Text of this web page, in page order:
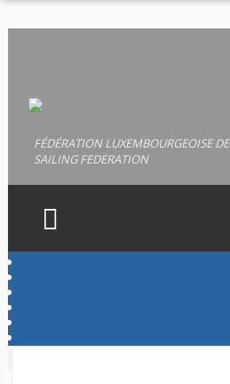
FÉDÉRATION LUXEMBOURGEOISE
SAILING FEDERATION